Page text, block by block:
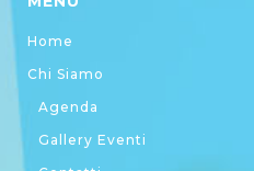
Home
Chi Siamo
Agenda
Gallery Eventi